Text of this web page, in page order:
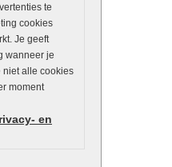
te
cookies
Je geeft
wanneer je
niet alle cookies
moment
en